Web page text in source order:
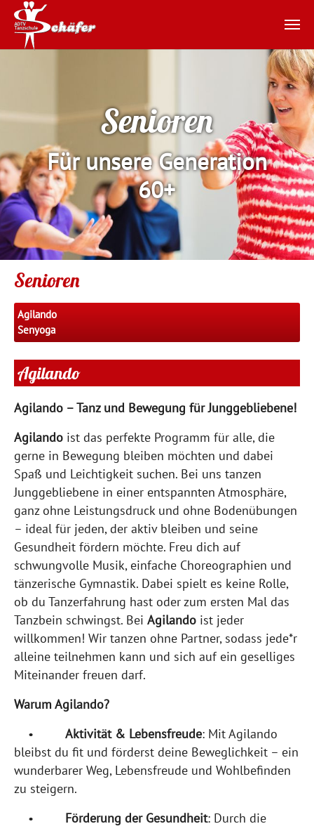
Senioren
Für unsere Generation
60+
Senioren
Agilando
Senyoga
Agilando
Agilando – Tanz und Bewegung für Junggebliebene!
Agilando ist das perfekte Programm für alle, die
gerne in Bewegung bleiben möchten und dabei
Spaß und Leichtigkeit suchen. Bei uns tanzen
Junggebliebene in einer entspannten Atmosphäre,
ganz ohne Leistungsdruck und ohne Bodenübungen
– ideal für jeden, der aktiv bleiben und seine
Gesundheit fördern möchte. Freu dich auf
schwungvolle Musik, einfache Choreographien und
tänzerische Gymnastik. Dabei spielt es keine Rolle,
ob du Tanzerfahrung hast oder zum ersten Mal das
Tanzbein schwingst. Bei Agilando ist jeder
willkommen! Wir tanzen ohne Partner, sodass jede*r
alleine teilnehmen kann und sich auf ein geselliges
Miteinander freuen darf.
Warum Agilando?
• Aktivität & Lebensfreude: Mit Agilando
bleibst du fit und förderst deine Beweglichkeit – ein
wunderbarer Weg, Lebensfreude und Wohlbefinden
zu steigern.
• Förderung der Gesundheit: Durch die